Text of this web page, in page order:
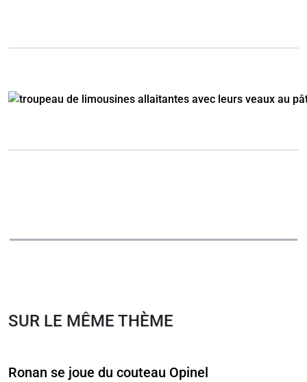
SUR LE MÊME THÈME
Ronan se joue du couteau Opinel